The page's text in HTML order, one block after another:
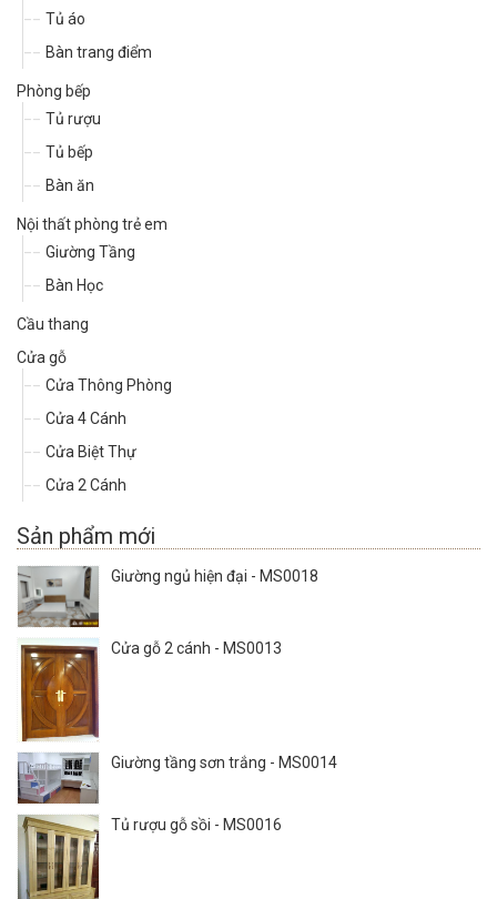
Tủ áo
Bàn trang điểm
Phòng bếp
Tủ rượu
Tủ bếp
Bàn ăn
Nội thất phòng trẻ em
Giường Tầng
Bàn Học
Cầu thang
Cửa gỗ
Cửa Thông Phòng
Cửa 4 Cánh
Cửa Biệt Thự
Cửa 2 Cánh
Sản phẩm mới
Giường ngủ hiện đại - MS0018
Cửa gỗ 2 cánh - MS0013
Giường tầng sơn trắng - MS0014
Tủ rượu gỗ sồi - MS0016